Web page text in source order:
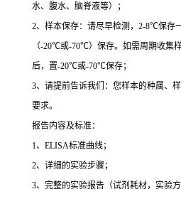
水、腹水、脑脊液等）；
2、样本保存：请尽早检测， 2-8℃保存
（-20℃或-70℃）保存。如需周期收集
后，置-20℃或-70℃保存；
3、请提前告诉我们：您样本的种属、
要求。
报告内容及标准：
1、 ELISA标准曲线；
2、详细的实验步骤；
3、完整的实验报告（试剂耗材，实验